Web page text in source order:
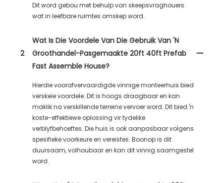
Dit word gebou met behulp van skeepsvraghouers
wat in leefbare ruimtes omskep word.
2
Wat Is Die Voordele Van Die Gebruik Van 'n
Groothandel-Pasgemaakte 20ft 40ft Prefab
Fast Assemble House?
Hierdie voorafvervaardigde vinnige monteerhuis bied
verskeie voordele. Dit is hoogs draagbaar en kan
maklik na verskillende terreine vervoer word. Dit bied 'n
koste-effektiewe oplossing vir tydelike
verblyfbehoeftes. Die huis is ook aanpasbaar volgens
spesifieke voorkeure en vereistes. Boonop is dit
duursaam, volhoubaar en kan dit vinnig saamgestel
word.